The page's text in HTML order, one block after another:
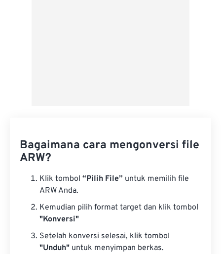
Bagaimana cara mengonversi file
ARW?
Klik tombol “Pilih File” untuk memilih file
ARW Anda.
Kemudian pilih format target dan klik tombol
"Konversi"
Setelah konversi selesai, klik tombol
"Unduh" untuk menyimpan berkas.